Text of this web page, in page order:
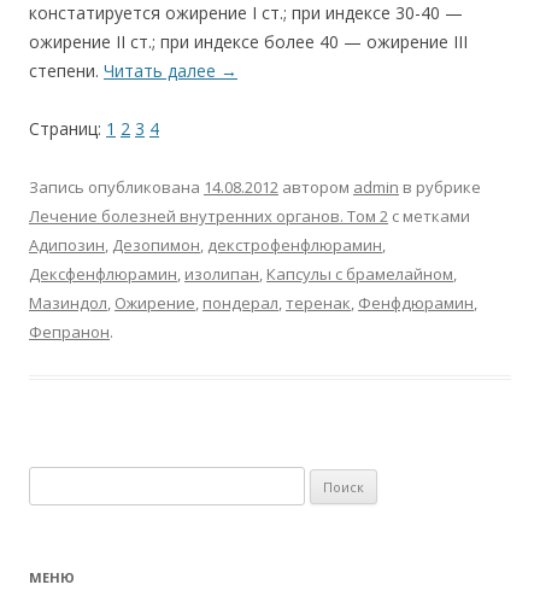
констатируется ожирение I ст.; при индексе 30-40 —
ожирение II ст.; при индексе более 40 — ожирение III
степени. Читать далее →
Страниц: 1 2 3 4
Запись опубликована 14.08.2012 автором admin в рубрике
Лечение болезней внутренних органов. Том 2 с метками
Адипозин, Дезопимон, декстрофенфлюрамин,
Дексфенфлюрамин, изолипан, Капсулы с брамелайном,
Мазиндол, Ожирение, пондерал,теренак, Фенфдюрамин,
Фепранон.
МЕНЮ